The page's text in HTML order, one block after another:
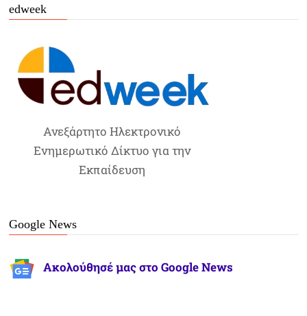
edweek
Ανεξάρτητο Ηλεκτρονικό
Ενημερωτικό Δίκτυο για την
Εκπαίδευση
Google News
Ακολούθησέ μας στο Google News